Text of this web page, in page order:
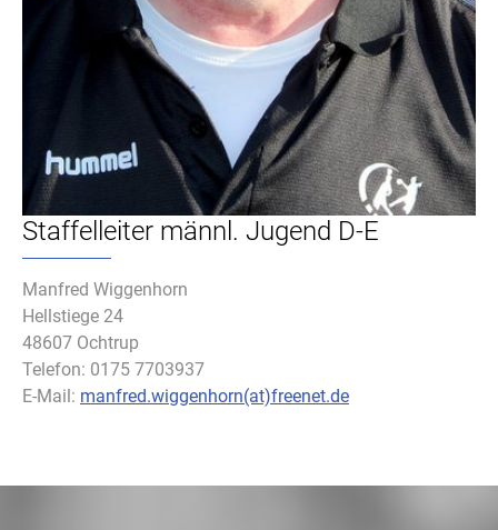
Staffelleiter männl. Jugend D-E
Manfred Wiggenhorn
Hellstiege 24
48607 Ochtrup
Telefon: 0175 7703937
E-Mail: manfred.wiggenhorn(at)freenet.de